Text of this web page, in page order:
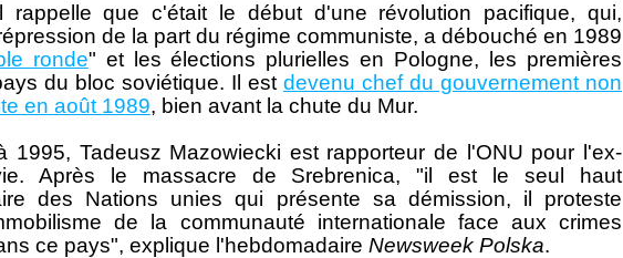
rappelle que c'était le début d'une révolution pacifique, qui,
de la part du régime communiste, a débouché en 1989
ronde" et les élections plurielles en Pologne, les premières
du bloc soviétique. Il est devenu chef du gouvernement non
en août 1989, bien avant la chute du Mur.
1995, Tadeusz Mazowiecki est rapporteur de l'ONU pour l'ex-
Après le massacre de Srebrenica, "il est le seul haut
des Nations unies qui présente sa démission, il proteste
de la communauté internationale face aux crimes
ce pays", explique l'hebdomadaire Newsweek Polska.